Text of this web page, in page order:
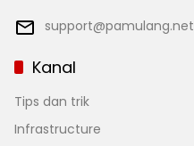
support@pamulang.net
Kanal
Tips dan trik
Infrastructure